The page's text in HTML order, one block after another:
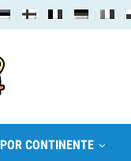
POR CONTINENTE